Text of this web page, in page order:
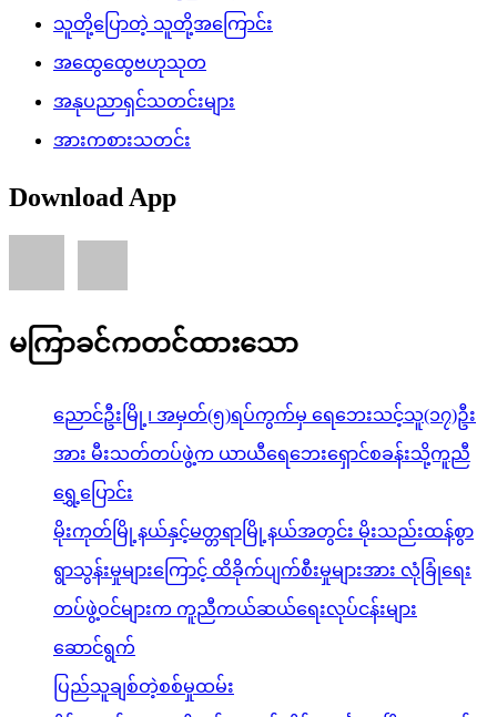
သူတို့ပြောတဲ့ သူတို့အကြောင်း
အထွေထွေဗဟုသုတ
အနုပညာရှင်သတင်းများ
အားကစားသတင်း
Download App
မကြာခင်ကတင်ထားသော
ညောင်ဦးမြို့၊ အမှတ်(၅)ရပ်ကွက်မှ ရေဘေးသင့်သူ(၁၇)ဦး
အား မီးသတ်တပ်ဖွဲ့က ယာယီရေဘေးရှောင်စခန်းသို့ကူညီ
ရွှေ့ပြောင်း
မိုးကုတ်မြို့နယ်နှင့်မတ္တရာမြို့နယ်အတွင်း မိုးသည်းထန်စွာ
ရွာသွန်းမှုများကြောင့် ထိခိုက်ပျက်စီးမှုများအား လုံခြုံရေး
တပ်ဖွဲ့ဝင်များက ကူညီကယ်ဆယ်ရေးလုပ်ငန်းများ
ဆောင်ရွက်
ပြည်သူချစ်တဲ့စစ်မှုထမ်း